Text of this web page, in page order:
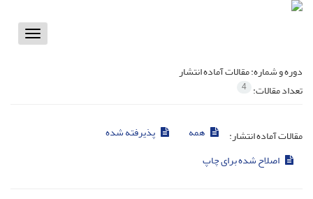
Toggle
دوره و شماره:مقالات آماده انتشار
تعداد مقالات: 4
مقالات آماده انتشار: همه
پذیرفته شده
اصلاح شده برای چاپ